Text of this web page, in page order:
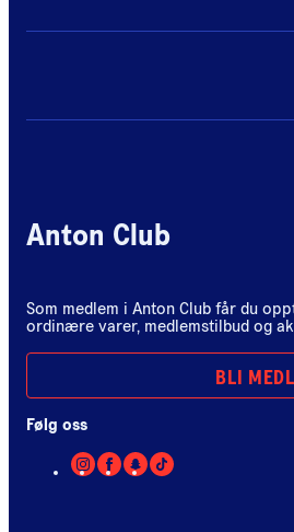
Anton Club
Som medlem i Anton Club får du
ordinære varer, medlemstilbud og
BLI
Følg oss